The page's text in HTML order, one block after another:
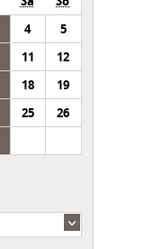
4
5
11
12
18
19
25
26